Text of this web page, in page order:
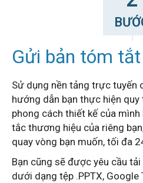
Gửi bản tóm
Sử dụng nền tảng trực tuyến
hướng dẫn bạn thực hiện
phong cách thiết kế của
tắc thương hiệu của riêng
quay vòng bạn muốn, tối đa
Bạn cũng sẽ được yêu cầu
dưới dạng tệp .PPTX, Google